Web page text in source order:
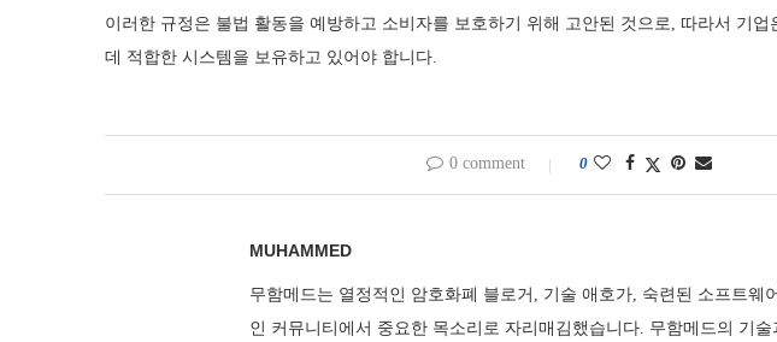
이러한 규정은 불법 활동을 예방하고 소비자를 보호하기 위해 고안된 것으로, 따라서 기
데 적합한 시스템을 보유하고 있어야 합니다.
0 comment 0
MUHAMMED
무함메드는 열정적인 암호화폐 블로거, 기술 애호가, 숙련된 소프트웨
인 커뮤니티에서 중요한 목소리로 자리매김했습니다. 무함메드의 기